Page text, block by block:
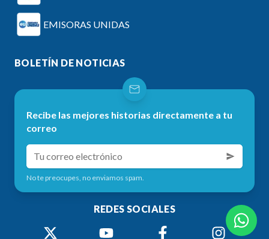
EMISORAS UNIDAS
BOLETÍN DE NOTICIAS
Recibe las mejores historias directamente a tu
correo
No te preocupes, no enviamos spam.
REDES SOCIALES